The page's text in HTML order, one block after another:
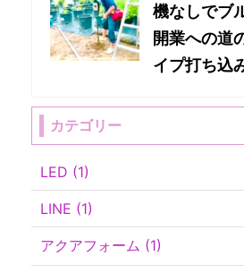
機なしでブ
開業への道
イプ打ち込
カテゴリー
LED (1)
LINE (1)
アクアフォーム (1)